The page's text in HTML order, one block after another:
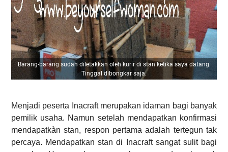
Barang-barang sudah diletakkan oleh kurir di stan ketika saya datang.
Tinggal dibongkar saja.
Menjadi peserta Inacraft merupakan idaman bagi banyak
pemilik usaha. Namun setelah mendapatkan konfirmasi
mendapatkàn stan, respon pertama adalah tertegun tak
percaya. Mendapatkan stan di Inacraft sangat sulit bagi